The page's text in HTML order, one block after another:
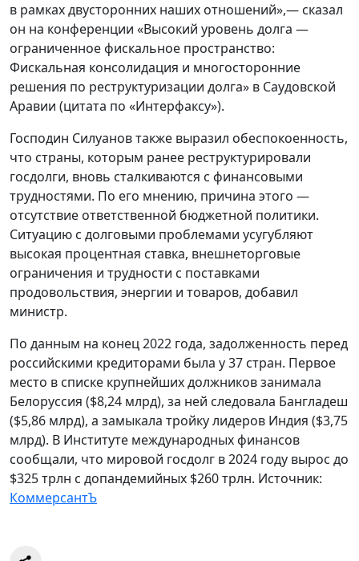
в рамках двусторонних наших отношений»,— сказал
он на конференции «Высокий уровень долга —
ограниченное фискальное пространство:
Фискальная консолидация и многосторонние
решения по реструктуризации долга» в Саудовской
Аравии (цитата по «Интерфаксу»).
Господин Силуанов также выразил обеспокоенность,
что страны, которым ранее реструктурировали
госдолги, вновь сталкиваются с финансовыми
трудностями. По его мнению, причина этого —
отсутствие ответственной бюджетной политики.
Ситуацию с долговыми проблемами усугубляют
высокая процентная ставка, внешнеторговые
ограничения и трудности с поставками
продовольствия, энергии и товаров, добавил
министр.
По данным на конец 2022 года, задолженность перед
российскими кредиторами была у 37 стран. Первое
место в списке крупнейших должников занимала
Белоруссия ($8,24 млрд), за ней следовала Бангладеш
($5,86 млрд), а замыкала тройку лидеров Индия ($3,75
млрд). В Институте международных финансов
сообщали, что мировой госдолг в 2024 году вырос до
$325 трлн с допандемийных $260 трлн. Источник:
КоммерсантЪ